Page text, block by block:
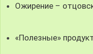
Ожирение –
«Полезные»